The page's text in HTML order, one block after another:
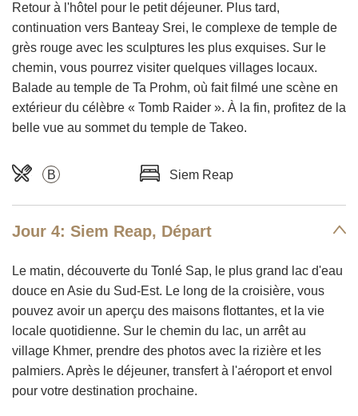
Retour à l'hôtel pour le petit déjeuner. Plus tard,
continuation vers Banteay Srei, le complexe de temple de
grès rouge avec les sculptures les plus exquises. Sur le
chemin, vous pourrez visiter quelques villages locaux.
Balade au temple de Ta Prohm, où fait filmé une scène en
extérieur du célèbre « Tomb Raider ». À la fin, profitez de la
belle vue au sommet du temple de Takeo.
B Siem Reap
Jour 4: Siem Reap, Départ
Le matin, découverte du Tonlé Sap, le plus grand lac d'eau
douce en Asie du Sud-Est. Le long de la croisière, vous
pouvez avoir un aperçu des maisons flottantes, et la vie
locale quotidienne. Sur le chemin du lac, un arrêt au
village Khmer, prendre des photos avec la rizière et les
palmiers. Après le déjeuner, transfert à l'aéroport et envol
pour votre destination prochaine.